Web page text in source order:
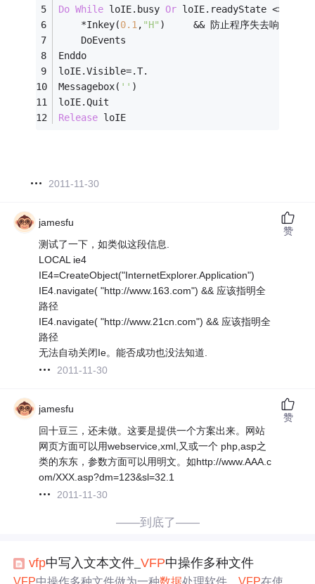
Do While loIE.busy Or loIE.readyState <>
*Inkey(0.1 , "H" ) && 防止程序失去响应
	DoEvents
Enddo
loIE.Visible=.T.
Messagebox( '' )
loIE.Quit
Release loIE
2011-11-30
jamesfu
测试了一下，如类似这段信息.
LOCAL ie4
IE4=CreateObject("InternetExplorer.Application")
IE4.navigate( "http://www.163.com") && 应该指明全
路径
IE4.navigate( "http://www.21cn.com") && 应该指明全
路径
无法自动关闭Ie。能否成功也没法知道.
2011-11-30
赞
jamesfu
回十豆三，还未做。这要是提供一个方案出来。网站
网页方面可以用webservice,xml,又或一个 php,asp之
类的东东，参数方面可以用明文。如http://www.AAA.c
om/XXX.asp?dm=123&sl=32.1
2011-11-30
赞
——到底了——
vfp中写入文本文件_VFP中操作多种文件